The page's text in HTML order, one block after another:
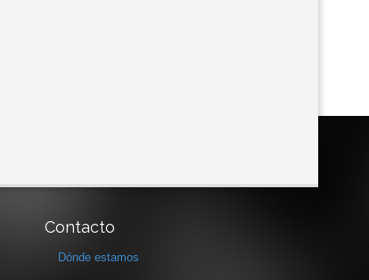
Contacto
Dónde estamos